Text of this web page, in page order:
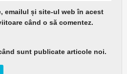
emailul și site-ul web în acest
când o să comentez.
sunt publicate articole noi.